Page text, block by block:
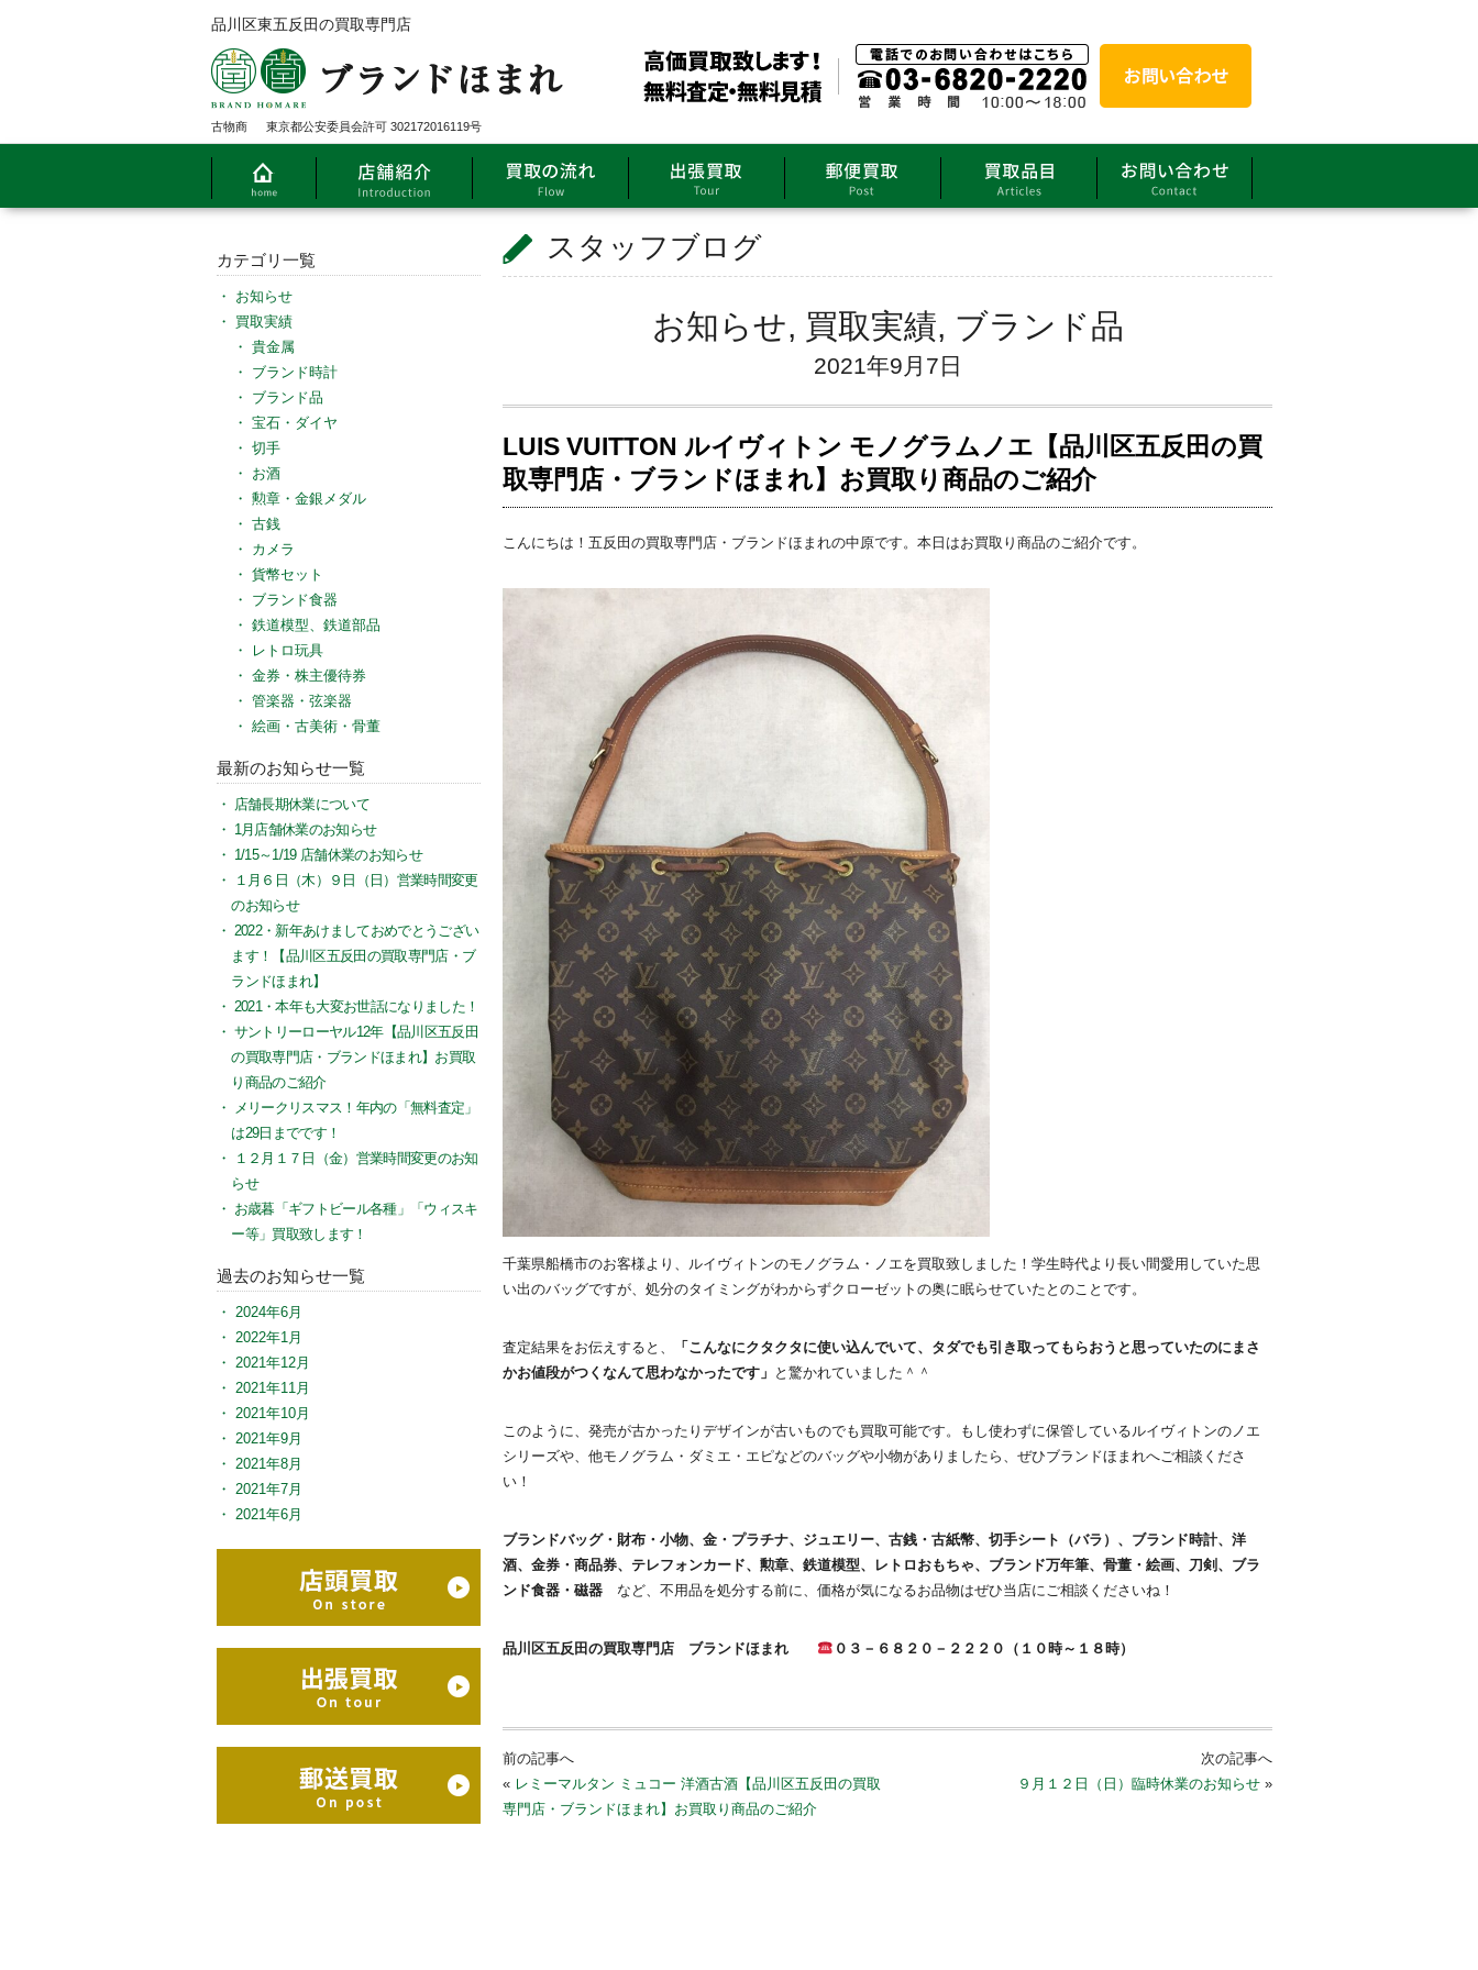
品川区東五反田の買取専門店
古物商 東京都公安委員会許可 302172016119号
スタッフブログ
お知らせ, 買取実績, ブランド品
2021年9月7日
LUIS VUITTON ルイヴィトン モノグラムノエ【品川区五反田の買
取専門店・ブランドほまれ】お買取り商品のご紹介
こんにちは！五反田の買取専門店・ブランドほまれの中原です。本日はお買取り商品のご紹介です。
千葉県船橋市のお客様より、ルイヴィトンのモノグラム・ノエを買取致しました！学生時代より長い間愛用していた思
い出のバッグですが、処分のタイミングがわからずクローゼットの奥に眠らせていたとのことです。
査定結果をお伝えすると、
「こんなにクタクタに使い込んでいて、タダでも引き取ってもらおうと思っていたのにまさ
かお値段がつくなんて思わなかったです」 と驚かれていました＾＾
このように、発売が古かったりデザインが古いものでも買取可能です。もし使わずに保管しているルイヴィトンのノエ
シリーズや、他モノグラム・ダミエ・エピなどのバッグや小物がありましたら、ぜひブランドほまれへご相談くださ
い！
ブランドバッグ・財布・小物、金・プラチナ、ジュエリー、古銭・古紙幣、切手シート（バラ）、ブランド時計、洋
酒、金券・商品券、テレフォンカード、勲章、鉄道模型、レトロおもちゃ、ブランド万年筆、骨董・絵画、刀剣、ブラ
ンド食器・磁器 など、不用品を処分する前に、価格が気になるお品物はぜひ当店にご相談くださいね！
品川区五反田の買取専門店 ブランドほまれ ０３－６８２０－２２２０（１０時～１８時）
前の記事へ
« レミーマルタン ミュコー 洋酒古酒【品川区五反田の買取
専門店・ブランドほまれ】お買取り商品のご紹介
次の記事へ
９月１２日（日）臨時休業のお知らせ »
カテゴリ一覧
お知らせ
買取実績
貴金属
ブランド時計
ブランド品
宝石・ダイヤ
切手
お酒
勲章・金銀メダル
古銭
カメラ
貨幣セット
ブランド食器
鉄道模型、鉄道部品
レトロ玩具
金券・株主優待券
管楽器・弦楽器
絵画・古美術・骨董
最新のお知らせ一覧
店舗長期休業について
1月店舗休業のお知らせ
1/15～1/19 店舗休業のお知らせ
１月６日（木）９日（日）営業時間変更
のお知らせ
2022・新年あけましておめでとうござい
ます！【品川区五反田の買取専門店・ブ
ランドほまれ】
2021・本年も大変お世話になりました！
サントリーローヤル12年【品川区五反田
の買取専門店・ブランドほまれ】お買取
り商品のご紹介
メリークリスマス！年内の「無料査定」
は29日までです！
１２月１７日（金）営業時間変更のお知
らせ
お歳暮「ギフトビール各種」「ウィスキ
ー等」買取致します！
過去のお知らせ一覧
2024年6月
2022年1月
2021年12月
2021年11月
2021年10月
2021年9月
2021年8月
2021年7月
2021年6月